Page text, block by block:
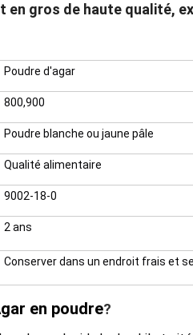
en gros de haute qualité,
Poudre d'agar
800,900
Poudre blanche ou jaune pâle
Qualité alimentaire
9002-18-0
2 ans
Conserver dans un endroit frais et
en poudre?